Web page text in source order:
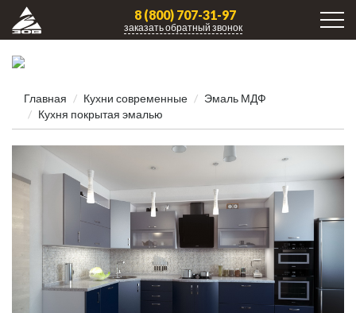
8 (800) 707-31-97
заказать обратный звонок
Главная Кухни современные
Эмаль МДФ
Кухня покрытая эмалью